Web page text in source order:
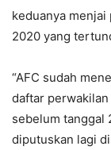
keduanya
2020 yang
“AFC sudah
daftar
sebelum tanggal
diputuskan lagi di